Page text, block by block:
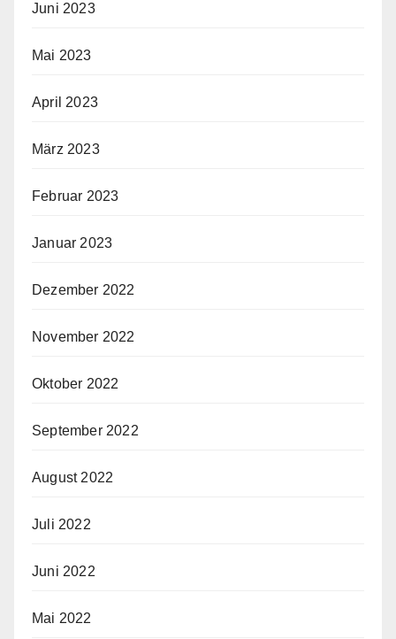
Juni 2023
Mai 2023
April 2023
März 2023
Februar 2023
Januar 2023
Dezember 2022
November 2022
Oktober 2022
September 2022
August 2022
Juli 2022
Juni 2022
Mai 2022